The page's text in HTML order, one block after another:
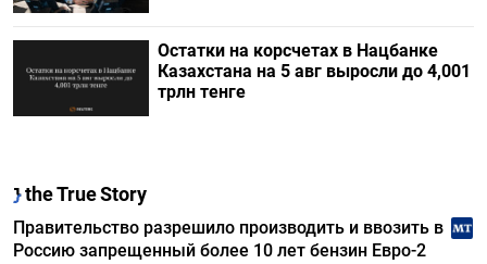
Остатки на корсчетах в Нацбанке
Казахстана на 5 авг выросли до 4,001
трлн тенге